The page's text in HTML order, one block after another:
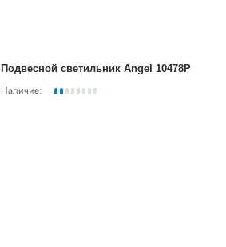
Подвесной светильник Angel 10478P
Наличие: